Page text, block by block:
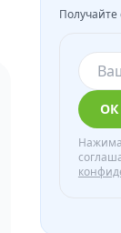
ОК